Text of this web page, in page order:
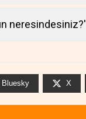
neresindesiniz?'
Bluesky X